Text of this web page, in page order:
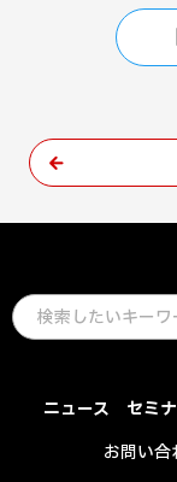
ニュース セミ
お問い合